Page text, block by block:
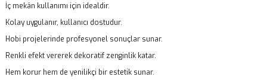
İç mekân kullanımı için idealdir.
Kolay uygulanır, kullanıcı dostudur.
Hobi projelerinde profesyonel sonuçlar sunar.
Renkli efekt vererek dekoratif zenginlik katar.
Hem korur hem de yenilikçi bir estetik sunar.